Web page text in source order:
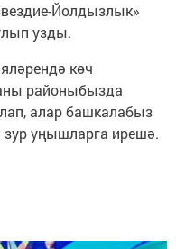
Йолдызлык»
узды.
көч
районыбызда
алар башкалабыз
уңышларга ирешә.